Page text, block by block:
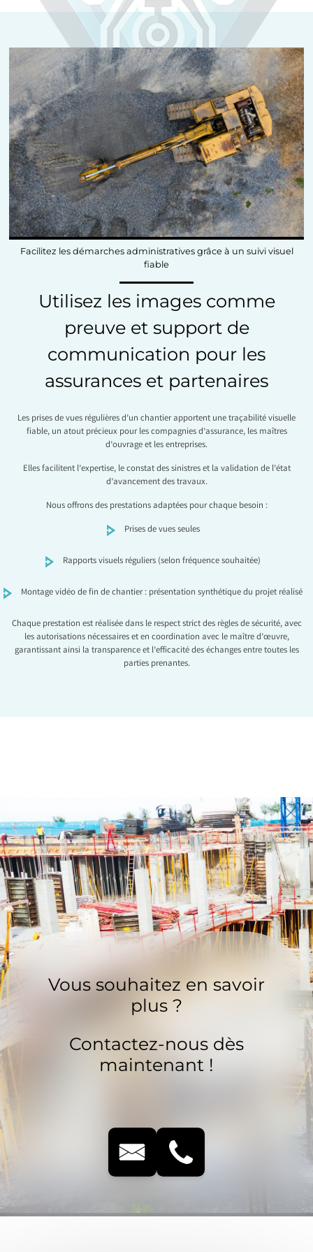
Facilitez les démarches administratives grâce à un suivi visuel
fiable
Utilisez les images comme
preuve et support de
communication pour les
assurances et partenaires
Les prises de vues régulières d’un chantier apportent une traçabilité visuelle
fiable, un atout précieux pour les compagnies d’assurance, les maîtres
d’ouvrage et les entreprises.
Elles facilitent l’expertise, le constat des sinistres et la validation de l’état
d’avancement des travaux.
Nous offrons des prestations adaptées pour chaque besoin :
Prises de vues seules
Rapports visuels réguliers (selon fréquence souhaitée)
Montage vidéo de fin de chantier : présentation synthétique du projet réalisé
Chaque prestation est réalisée dans le respect strict des règles de sécurité, avec
les autorisations nécessaires et en coordination avec le maître d’œuvre,
garantissant ainsi la transparence et l’efficacité des échanges entre toutes les
parties prenantes.
Vous souhaitez en savoir
plus ?
Contactez-nous dès
maintenant !